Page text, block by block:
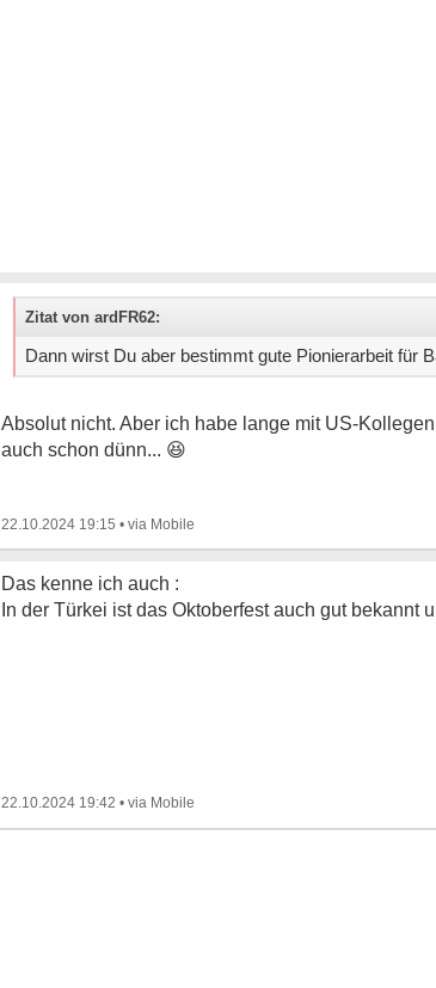
Zitat von ardFR62:
Dann wirst Du aber bestimmt gute Pionierarbeit für
Absolut nicht. Aber ich habe lange mit US-
auch schon dünn... 😆
22.10.2024 19:15 •
Das kenne ich auch :
In der Türkei ist das Oktoberfest auch gut bekannt
22.10.2024 19:42 •